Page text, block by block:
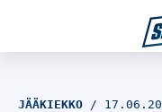
JÄÄKIEKKO